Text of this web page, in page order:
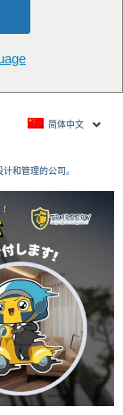
简体中文
和管理的公司。